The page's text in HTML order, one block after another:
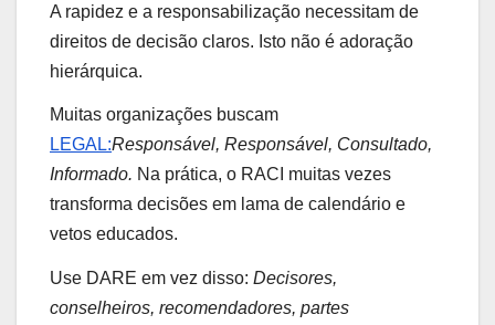
A rapidez e a responsabilização necessitam de
direitos de decisão claros. Isto não é adoração
hierárquica.
Muitas organizações buscam
LEGAL:Responsável, Responsável, Consultado,
Informado. Na prática, o RACI muitas vezes
transforma decisões em lama de calendário e
vetos educados.
Use DARE em vez disso: Decisores,
conselheiros, recomendadores, partes